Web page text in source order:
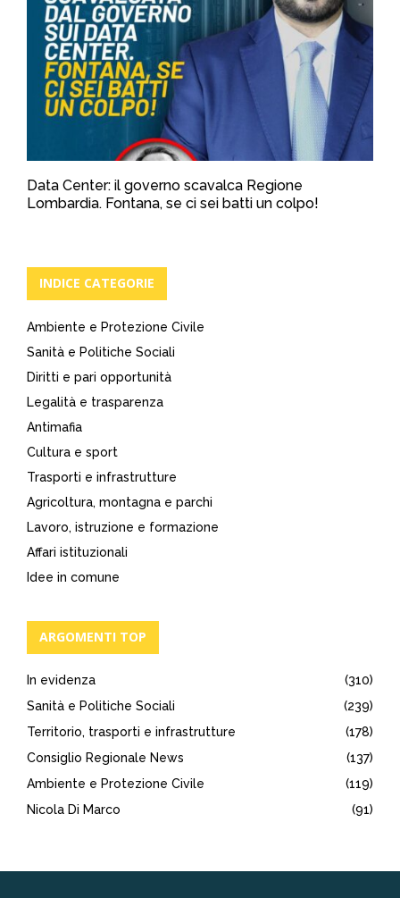
Data Center: il governo scavalca Regione
Lombardia. Fontana, se ci sei batti un colpo!
INDICE CATEGORIE
Ambiente e Protezione Civile
Sanità e Politiche Sociali
Diritti e pari opportunità
Legalità e trasparenza
Antimafia
Cultura e sport
Trasporti e infrastrutture
Agricoltura, montagna e parchi
Lavoro, istruzione e formazione
Affari istituzionali
Idee in comune
ARGOMENTI TOP
In evidenza
(310)
Sanità e Politiche Sociali
(239)
Territorio, trasporti e infrastrutture
(178)
Consiglio Regionale News
(137)
Ambiente e Protezione Civile
(119)
Nicola Di Marco
(91)